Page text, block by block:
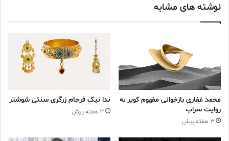
طلا کميابترين فلز روي زمين به شمار مي‌آيد
يکي از دلايل اصلي گران بودن طلا اين است که به شدت کمياب بوده و
تنها در جاهاي خاصي يافت مي‌شود. مقدار طلايي که از روز کشف تا به
امروز ذوب شده به اندازه مقدار آهني است که در کمتر از يک ساعت در
جهان گداخته مي‌شود.
نوشته های مشابه
محمد غفاری بازخوانی مفهوم کویر به
روایت سراب
3 هفته پیش
ندا نیک فرجام زرگری سنتی شوشتر
3 هفته پیش